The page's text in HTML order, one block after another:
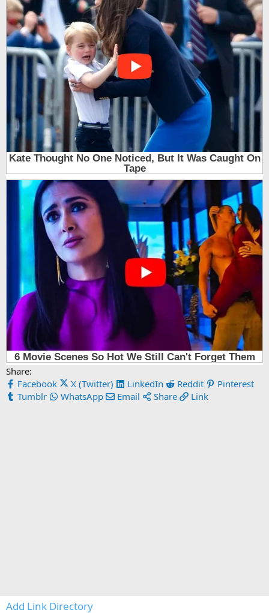
Share:
Facebook
X (Twitter) LinkedIn Reddit
Pinterest
Tumblr
WhatsApp Email Share Link
Add Link Directory